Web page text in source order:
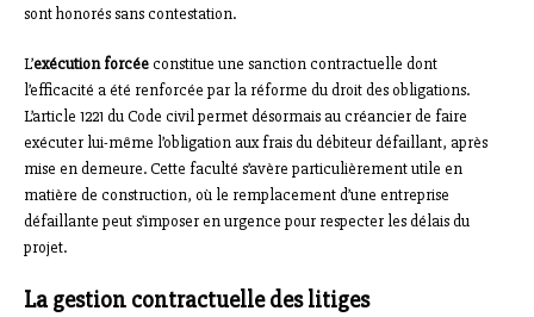
sont honorés sans contestation.
L’exécution forcéeconstitue une sanction contractuelle dont
l’efficacité a été renforcée par la réforme du droit des obligations.
L’article 1221 du Code civil permet désormais au créancier de faire
exécuter lui-même l’obligation aux frais du débiteur défaillant, après
mise en demeure. Cette faculté s’avère particulièrement utile en
matière de construction, où le remplacement d’une entreprise
défaillante peut s’imposer en urgence pour respecter les délais du
projet.
La gestion contractuelle des litiges